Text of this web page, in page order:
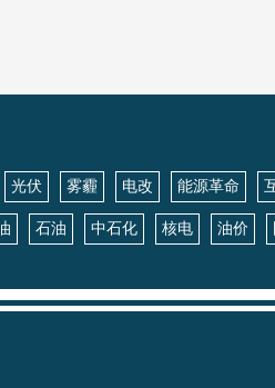
光伏 雾霾 电改 能源革命
石油 中石化 核电 油价